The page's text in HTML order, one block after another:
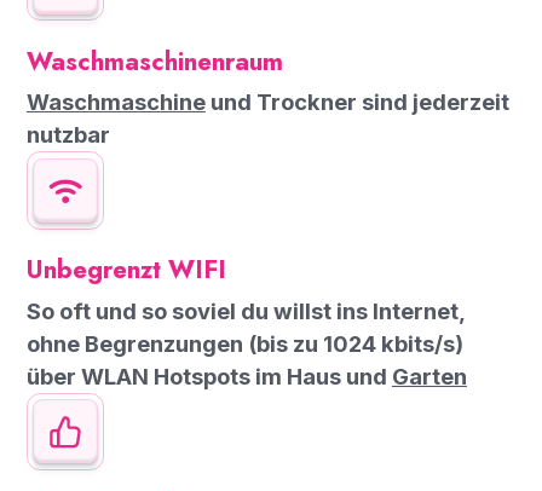
Waschmaschinenraum
Waschmaschineund Trockner sind jederzeit
nutzbar
Unbegrenzt WIFI
So oft und so soviel du willst ins Internet,
ohne Begrenzungen (bis zu 1024 kbits/s)
über WLAN Hotspots im Haus und Garten